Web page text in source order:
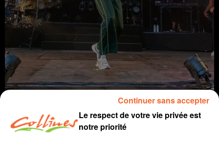
Le respect de votre vie privée est
notre priorité
Continuer sans accepter